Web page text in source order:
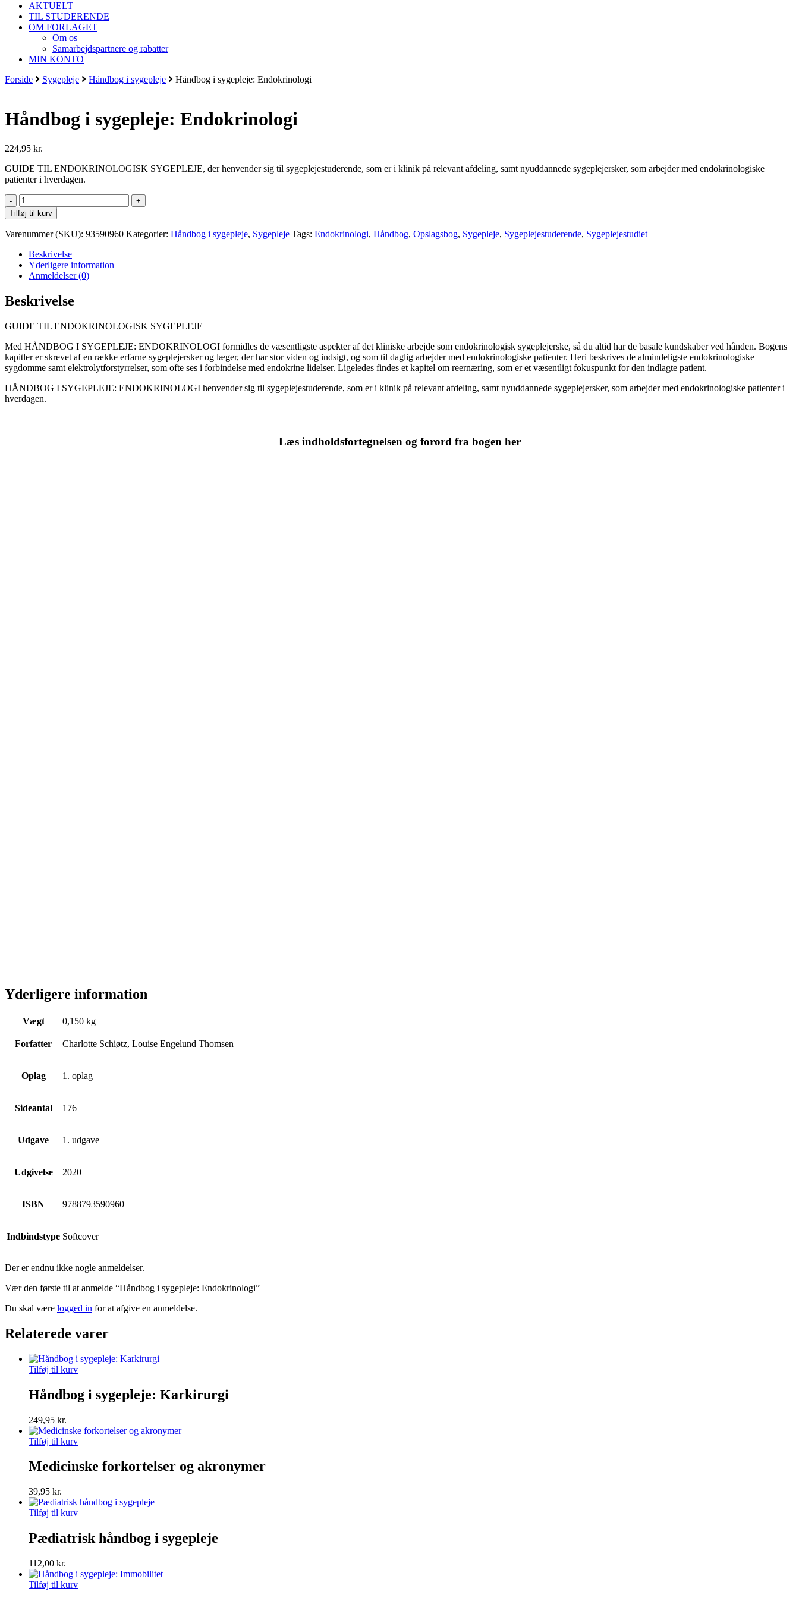
AKTUELT
TIL STUDERENDE
OM FORLAGET
Om os
Samarbejdspartnere og rabatter
MIN KONTO
Forside
Sygepleje Håndbog i sygepleje Håndbog i sygepleje: Endokrinologi
Håndbog i sygepleje: Endokrinologi
224,95 kr.
GUIDE TIL ENDOKRINOLOGISK SYGEPLEJE, der henvender sig til sygeplejestuderende, som er i klinik på relevant afdeling, samt nyuddannede sygeplejersker, som arbejder med endokrinologiske
patienter i hverdagen.
Håndbog
i
sygepleje:
Endokrinologi
Tilføj til kurv
Varenummer (SKU): 93590960 Kategorier: Håndbog i sygepleje, Sygepleje Tags: Endokrinologi, Håndbog, Opslagsbog, Sygepleje, Sygeplejestuderende, Sygeplejestudiet
Beskrivelse
Yderligere information
Anmeldelser (0)
Beskrivelse
GUIDE TIL ENDOKRINOLOGISK SYGEPLEJE
Med HÅNDBOG I SYGEPLEJE: ENDOKRINOLOGI formidles de væsentligste aspekter af det kliniske arbejde som endokrinologisk sygeplejerske, så du altid har de basale kundskaber ved hånden. Bogens
kapitler er skrevet af en række erfarne sygeplejersker og læger, der har stor viden og indsigt, og som til daglig arbejder med endokrinologiske patienter. Heri beskrives de almindeligste endokrinologiske
sygdomme samt elektrolytforstyrrelser, som ofte ses i forbindelse med endokrine lidelser. Ligeledes findes et kapitel om reernæring, som er et væsentligt fokuspunkt for den indlagte patient.
HÅNDBOG I SYGEPLEJE: ENDOKRINOLOGI henvender sig til sygeplejestuderende, som er i klinik på relevant afdeling, samt nyuddannede sygeplejersker, som arbejder med endokrinologiske patienter i
hverdagen.
Læs indholdsfortegnelsen og forord fra bogen her
Yderligere information
Vægt 0,150 kg
Forfatter Charlotte Schiøtz, Louise Engelund Thomsen
Oplag 1. oplag
Sideantal 176
Udgave 1. udgave
Udgivelse 2020
ISBN 9788793590960
Indbindstype Softcover
Der er endnu ikke nogle anmeldelser.
Vær den første til at anmelde “Håndbog i sygepleje: Endokrinologi”
Du skal være logged in for at afgive en anmeldelse.
Relaterede varer
Tilføj til kurv
Håndbog i sygepleje: Karkirurgi
249,95 kr.
Tilføj til kurv
Medicinske forkortelser og akronymer
39,95 kr.
Tilføj til kurv
Pædiatrisk håndbog i sygepleje
112,00 kr.
Tilføj til kurv